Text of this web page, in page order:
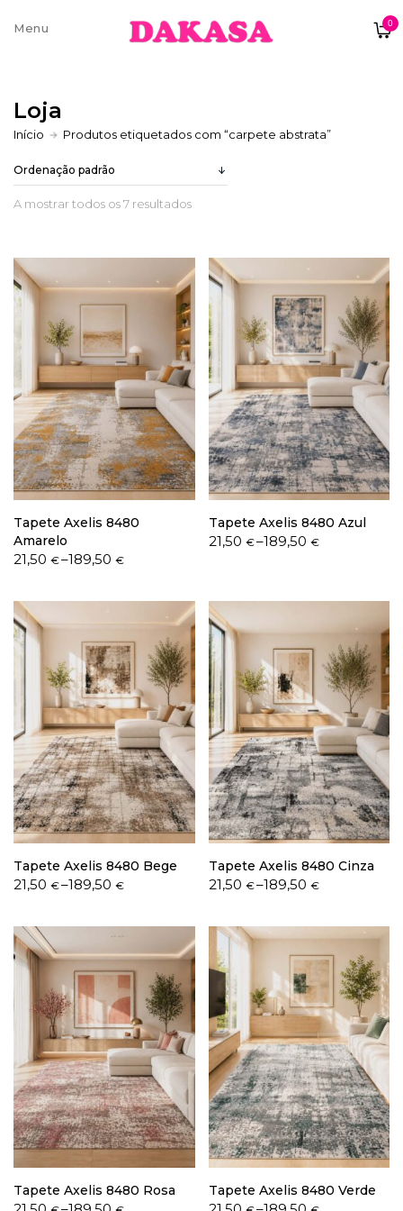
0
Sobre nós
Contatos e moradas
Trocas e Devoluções
Termos e condições
Política de Privacidade
Loja
Início Produtos etiquetados com “carpete abstrata”
A mostrar todos os 7 resultados
Tapete Axelis 8480
Amarelo
21,50 €–189,50€
Price
through
189,50 €
Tapete Axelis 8480 Azul
21,50 €–189,50 €
Price
189,50 €
Tapete Axelis 8480 Bege
21,50 €–189,50€
Price
through
189,50 €
Tapete Axelis 8480 Cinza
21,50 €–189,50 €
Price
through
189,50 €
Tapete Axelis 8480 Rosa Tapete Axelis 8480 Verde